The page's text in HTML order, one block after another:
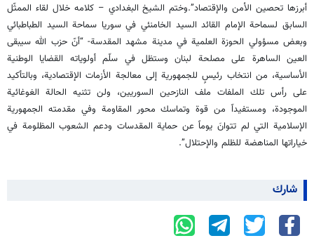
أبرزها تحصين الأمن والإقتصاد”.وختم الشيخ البغدادي – كلامه خلال لقاء الممثّل
السابق لسماحة الإمام القائد السيد الخامنئي في سوريا سماحة السيد الطباطبائي
وبعض مسؤولي الحوزة العلمية في مدينة مشهد المقدسة- “أنّ حزب الله سيبقى
العين الساهرة على مصلحة لبنان وستظل في سلّم أولوياته القضايا الوطنية
الأساسية، من انتخاب رئيسٍ للجمهورية إلى معالجة الأزمات الإقتصادية، وبالتأكيد
على رأس تلك الملفات ملف النازحين السوريين، ولن تثنيه الحالة الغوغائية
الموجودة، ومستفيداّ من قوة وتماسك محور المقاومة وفي مقدمته الجمهورية
الإسلامية التي لم تتوانَ يوماً عن حماية المقدسات ودعم الشعوب المظلومة في
خياراتها المناهضة للظلم والإحتلال”.
شارك